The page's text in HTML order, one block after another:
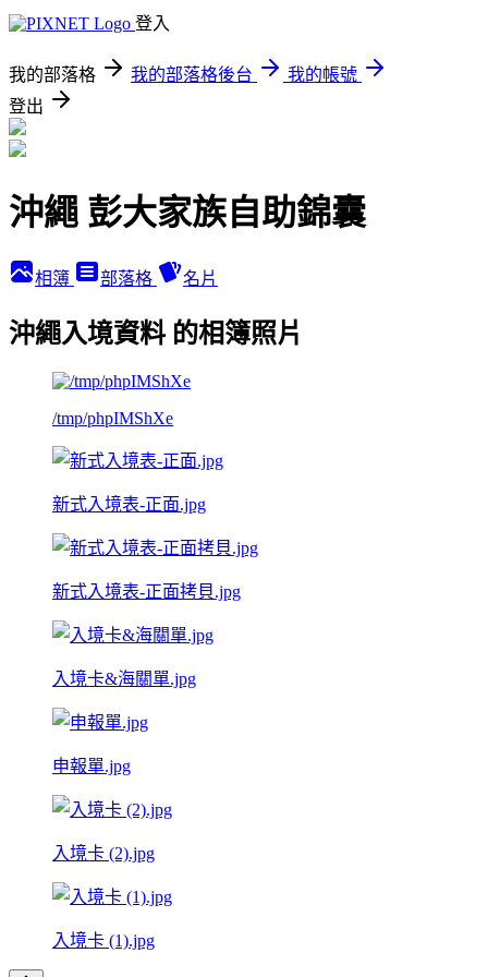
登入
我的部落格 我的部落格後台
我的帳號
登出
沖繩 彭大家族自助錦囊
相簿 部落格 名片
沖繩入境資料 的相簿照片
/tmp/phpIMShXe
新式入境表-正面.jpg
新式入境表-正面拷貝.jpg
入境卡&海關單.jpg
申報單.jpg
入境卡 (2).jpg
入境卡 (1).jpg